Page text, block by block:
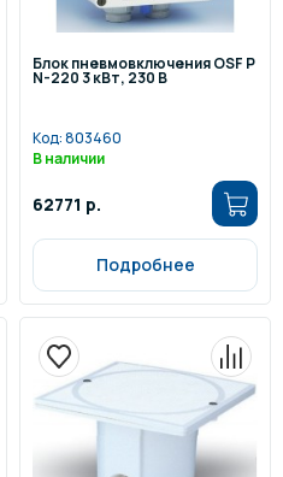
Блок пневмовключения OSF P
N-220 3 кВт, 230 В
Код:803460
В наличии
62771 р.
Подробнее